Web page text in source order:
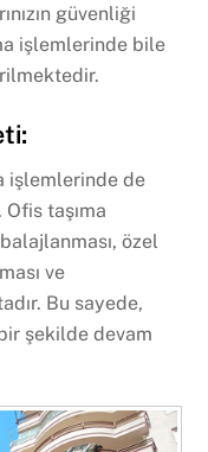
güvenliği
işlemlerinde bile
işlemlerinde de
taşıma
özel
ve
Bu sayede,
şekilde devam